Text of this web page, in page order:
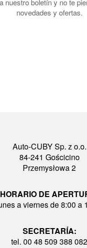
nuestro boletín y no te
novedades y ofertas.
Auto-CUBY Sp. z o.o.
84-241 Gościcino
Przemysłowa 2
HORARIO DE
a viernes de 8:00 a
SECRETARÍA:
tel. 00 48 509 388 082